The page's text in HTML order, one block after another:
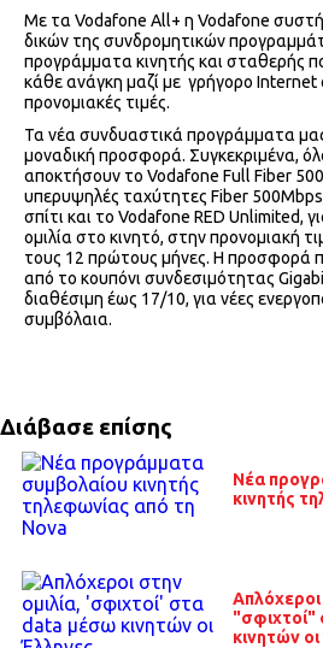
Με τα Vodafone All+ η Vodafone
δικών της συνδρομητικών
προγράμματα κινητής και σταθερής
κάθε ανάγκη μαζί με γρήγορο Internet
προνομιακές τιμές.
Τα νέα συνδυαστικά προγράμματα
μοναδική προσφορά. Συγκεκριμένα,
αποκτήσουν το Vodafone Full Fiber
υπερυψηλές ταχύτητες Fiber 500Mbps,
σπίτι και το Vodafone RED Unlimited,
ομιλία στο κινητό, στην προνομιακή
τους 12 πρώτους μήνες. Η προσφορά
από το κουπόνι συνδεσιμότητας
διαθέσιμη έως 17/10, για νέες
συμβόλαια.
Διάβασε επίσης
Νέα
κινητής
Απλόχεροι
κινητών